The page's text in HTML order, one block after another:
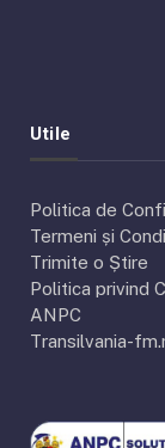
Utile
Politica de
Termeni și
Trimite o Știre
Politica privind
ANPC
Transilvania-